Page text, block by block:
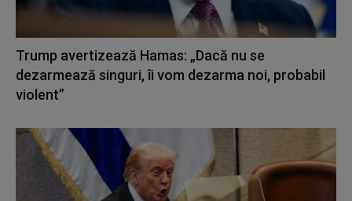
Trump avertizează Hamas: „Dacă nu se
dezarmează singuri, îi vom dezarma noi, probabil
violent”